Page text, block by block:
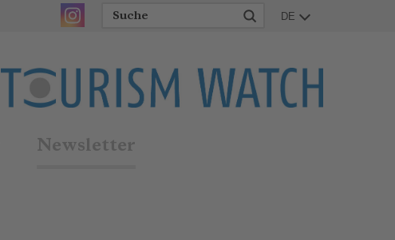
DE
Newsletter